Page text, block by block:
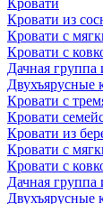
Кровати
Кровати из
Кровати с
Кровати с
Дачная группа
Двухъярусные
Кровати с
Кровати
Кровати из
Кровати с
Кровати с
Дачная группа
Двухъярусные